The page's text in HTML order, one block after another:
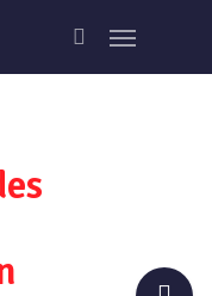
search
Menu